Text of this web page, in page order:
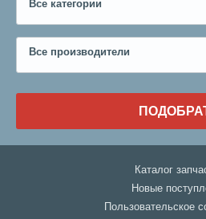
Все категории
Все производители
Каталог
Новые
Пользовательское